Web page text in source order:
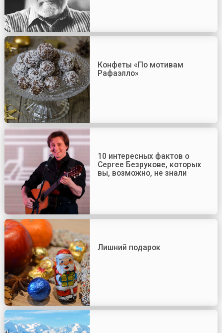
Конфеты «По мотивам
Рафаэлло»
10 интересных фактов о
Сергее Безрукове, которых
вы, возможно, не знали
Лишний подарок